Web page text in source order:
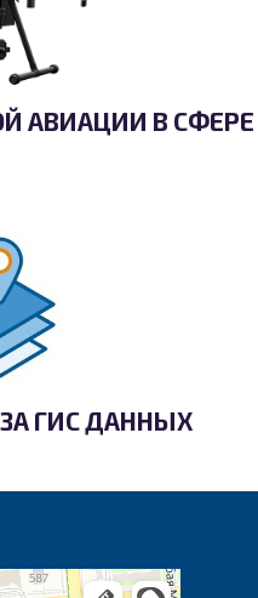
АВИАЦИИ В СФЕРЕ
ГИС ДАННЫХ